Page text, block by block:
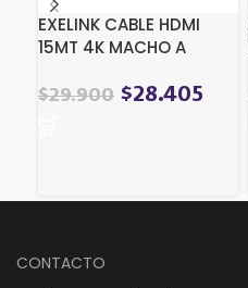
EXELINK CABLE HDMI
15MT 4K MACHO A
$29.900 $28.405
CONTACTO